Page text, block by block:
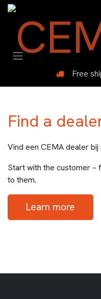
Overslaan naar inhoud
Free
Find a
Vind een CEMA dealer bij
Start with the customer –
to them.
Learn more